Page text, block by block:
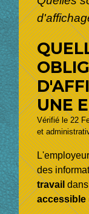
UNE
Vérifié le 22
et
des
travail
accessible